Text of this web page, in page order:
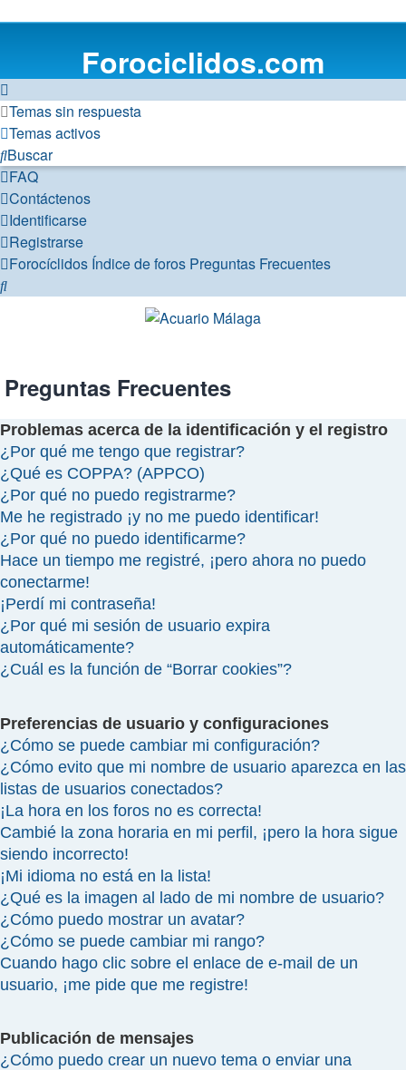
Forociclidos.com
Temas sin respuesta
Temas activos
Buscar
FAQ
Contáctenos
Identificarse
Registrarse
Forocíclidos Índice de foros Preguntas Frecuentes
Buscar
Preguntas Frecuentes
Problemas acerca de la identificación y el registro
¿Por qué me tengo que registrar?
¿Qué es COPPA? (APPCO)
¿Por qué no puedo registrarme?
Me he registrado ¡y no me puedo identificar!
¿Por qué no puedo identificarme?
Hace un tiempo me registré, ¡pero ahora no puedo
conectarme!
¡Perdí mi contraseña!
¿Por qué mi sesión de usuario expira
automáticamente?
¿Cuál es la función de “Borrar cookies”?
Preferencias de usuario y configuraciones
¿Cómo se puede cambiar mi configuración?
¿Cómo evito que mi nombre de usuario aparezca en las
listas de usuarios conectados?
¡La hora en los foros no es correcta!
Cambié la zona horaria en mi perfil, ¡pero la hora sigue
siendo incorrecto!
¡Mi idioma no está en la lista!
¿Qué es la imagen al lado de mi nombre de usuario?
¿Cómo puedo mostrar un avatar?
¿Cómo se puede cambiar mi rango?
Cuando hago clic sobre el enlace de e-mail de un
usuario, ¡me pide que me registre!
Publicación de mensajes
¿Cómo puedo crear un nuevo tema o enviar una